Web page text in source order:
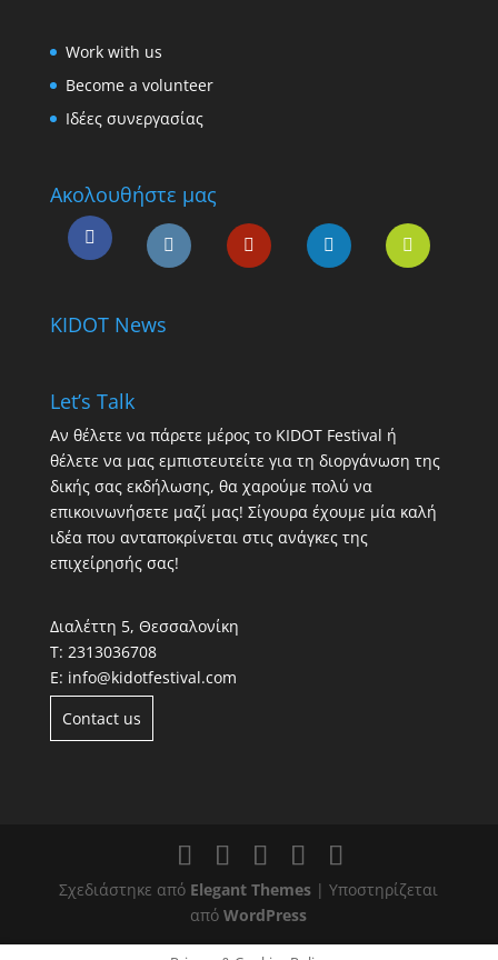
Work with us
Become a volunteer
Ιδέες συνεργασίας
Ακολουθήστε μας
KIDOT News
Let’s Talk
Αν θέλετε να πάρετε μέρος το KIDOT Festival ή
θέλετε να μας εμπιστευτείτε για τη διοργάνωση της
δικής σας εκδήλωσης, θα χαρούμε πολύ να
επικοινωνήσετε μαζί μας! Σίγουρα έχουμε μία καλή
ιδέα που ανταποκρίνεται στις ανάγκες της
επιχείρησής σας!
Διαλέττη 5, Θεσσαλονίκη
Τ: 2313036708
Ε: info@kidotfestival.com
Contact us
Σχεδιάστηκε από Elegant Themes | Υποστηρίζεται
απόWordPress